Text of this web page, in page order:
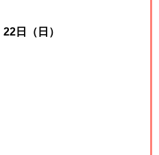
22日（日）